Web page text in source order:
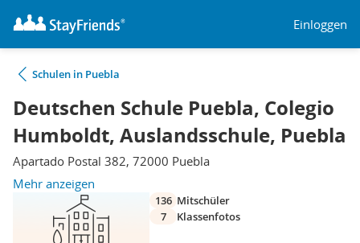
Einloggen
Schulen in Puebla
Deutschen Schule Puebla, Colegio
Humboldt, Auslandsschule, Puebla
Apartado Postal 382, 72000 Puebla
Mehr anzeigen
136 Mitschüler
7
Klassenfotos